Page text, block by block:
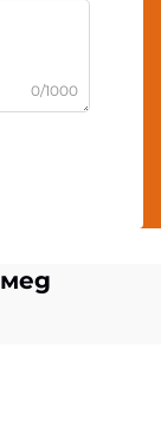
0/1000